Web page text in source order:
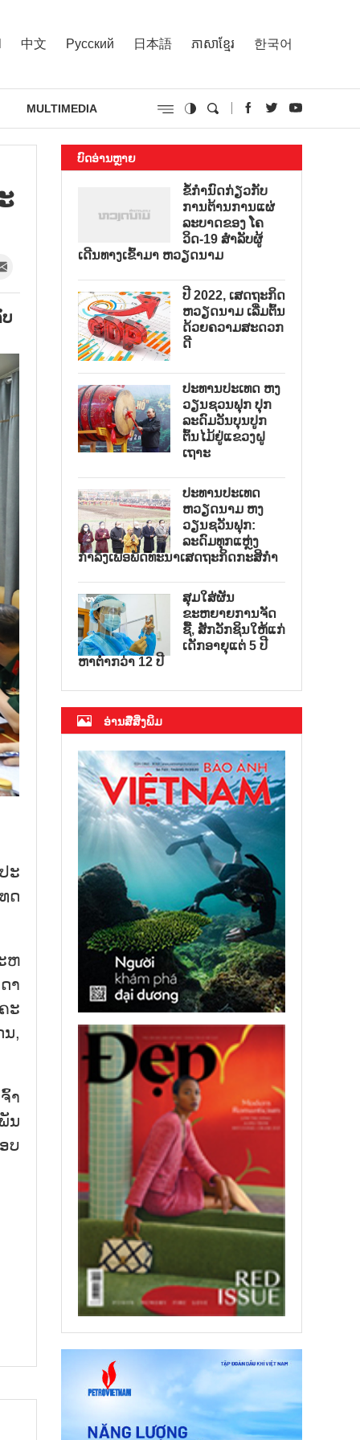
中文 Русский 日本語 ភាសាខ្មែរ 한국어
MULTIMEDIA
ະ​
ດ​
ຫ
າ​
ະ​
,
າ​
ນ​
ບ​
ບົດອ່ານຫຼາຍ
ຂໍ້ກຳນົດກ່ຽວກັບ
ການຕ້ານການແຜ່
ລະບາດຂອງ ໂຄ
ວິດ-19 ສຳລັບຜູ້
ເດີນທາງເຂົ້າມາ ຫວຽດນາມ
ປີ 2022, ເສດຖະກິດ
ຫວຽດນາມ ເລີ່ມຕົ້ນ
ດ້ວຍຄວາມສະດວກ
ດີ
ປະທານປະເທດ ຫງ
ວຽນຊວນຟຸກ ປຸກ
ລະດົມວັນບຸນປູກ
ຕົ້ນໄມ້ຢູ່ແຂວງຝູ
ເຖາະ
ປະທານປະເທດ
ຫວຽດນາມ ຫງ
ວຽນຊວັນຟຸກ:
ລະດົມທຸກແຫຼ່ງ
ກຳລັງເພື່ອພັດທະນາເສດຖະກິດກະສິກຳ
ສຸມໃສ່ຜັນ
ຂະຫຍາຍການຈັດ
ຊື້, ສັກວັກຊິນໃຫ້ແກ່
ເດັກອາຍຸແຕ່ 5 ປີ
ຫາຕ່ຳກວ່າ 12 ປີ
ອ່ານສື່ສິ່ງພິມ